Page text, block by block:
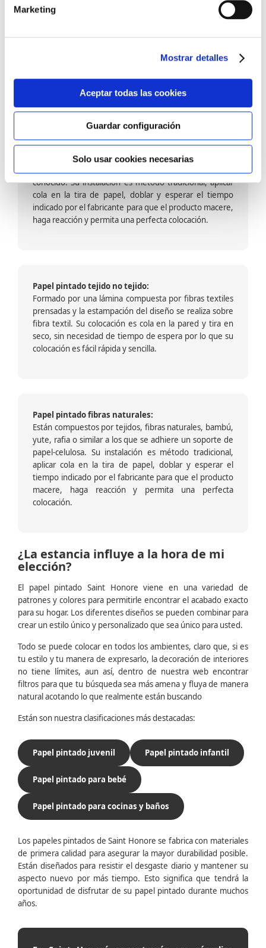
Marketing
Mostrar detalles
Aceptar todas las cookies
Guardar configuración
Solo usar cookies necesarias
barniz multiadherente en base agua. En zonas de
fuegos, se recomienda proteger con placas, silestone,
dado que el frotar en exceso dañaría el papel. Su
colocación es cola en la pared y tira en seco, sin
colocación es fácil rápida y sencilla.
Papel pintado calidad papel:
Formado por una capa de papel sobre un soporte de
conocido. Su instalación es método tradicional, aplicar
cola en la tira de papel, doblar y esperar el tiempo
indicado por el fabricante para que el producto macere,
haga reacción y permita una perfecta colocación.
Papel pintado tejido no tejido:
Formado por una lámina compuesta por fibras textiles
prensadas y la estampación del diseño se realiza sobre
fibra textil. Su colocación es cola en la pared y tira en
seco, sin necesidad de tiempo de espera por lo que su
colocación es fácil rápida y sencilla.
Papel pintado fibras naturales:
Están compuestos por tejidos, fibras naturales, bambú,
yute, rafia o similar a los que se adhiere un soporte de
papel-celulosa. Su instalación es método tradicional,
aplicar cola en la tira de papel, doblar y esperar el
tiempo indicado por el fabricante para que el producto
macere, haga reacción y permita una perfecta
colocación.
¿La estancia influye a la hora de mi
elección?
El papel pintado Saint Honore viene en una variedad de
patrones y colores para permitirle encontrar el acabado exacto
para su hogar. Los diferentes diseños se pueden combinar para
crear un estilo único y personalizado que sea único para usted.
Todo se puede colocar en todos los ambientes, claro que, si es
tu estilo y tu manera de expresarlo, la decoración de interiores
no tiene límites, aun así, dentro de nuestra web encontrar
filtros para que tu búsqueda sea más amena y fluya de manera
natural acotando lo que realmente están buscando
Están son nuestra clasificaciones más destacadas:
Papel pintado juvenil Papel pintado infantil
Papel pintado para bebé
Papel pintado para cocinas y baños
Los papeles pintados de Saint Honore se fabrica con materiales
de primera calidad para asegurar la mayor durabilidad posible.
Están diseñados para resistir el desgaste diario y mantener su
aspecto nuevo por más tiempo. Esto significa que tendrá la
oportunidad de disfrutar de su papel pintado durante muchos
años.